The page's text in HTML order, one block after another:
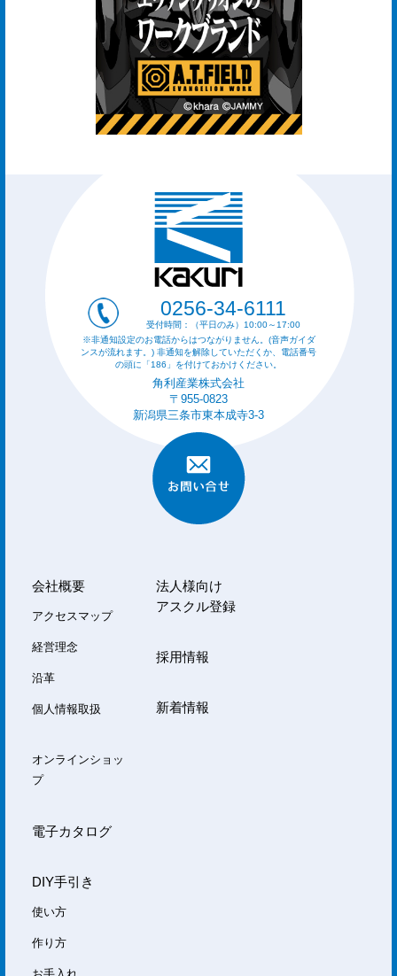
0256-34-6111
受付時間：（平日のみ）10:00～17:00
※非通知設定のお電話からはつながりません。(音声ガイダ
ンスが流れます。) 非通知を解除していただくか、電話番号
の頭に「186」を付けておかけください。
角利産業株式会社
〒955-0823
新潟県三条市東本成寺3-3
会社概要
アクセスマップ
経営理念
沿革
個人情報取扱
オンラインショッ
プ
電子カタログ
DIY手引き
使い方
作り方
法人様向け
アスクル登録
採用情報
新着情報